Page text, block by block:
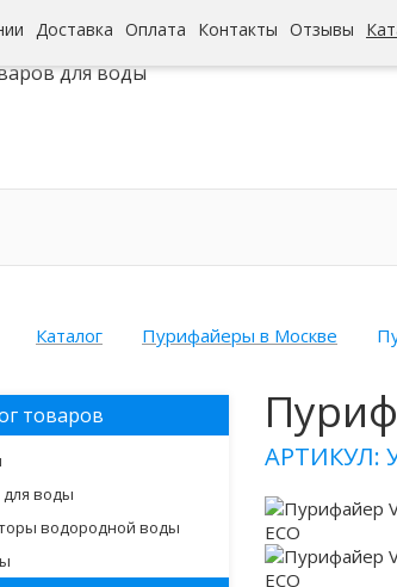
Доставка Оплата Контакты Отзывы
гипермаркет
для воды
Каталог Пурифайеры в Москве
товаров
воды
водородной воды
АРТИКУЛ: